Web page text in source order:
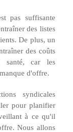
pas suffisante
des listes
De plus, un
des coûts
santé, car les
d'offre.
syndicales
pour planifier
à ce qu'il
Nous allons